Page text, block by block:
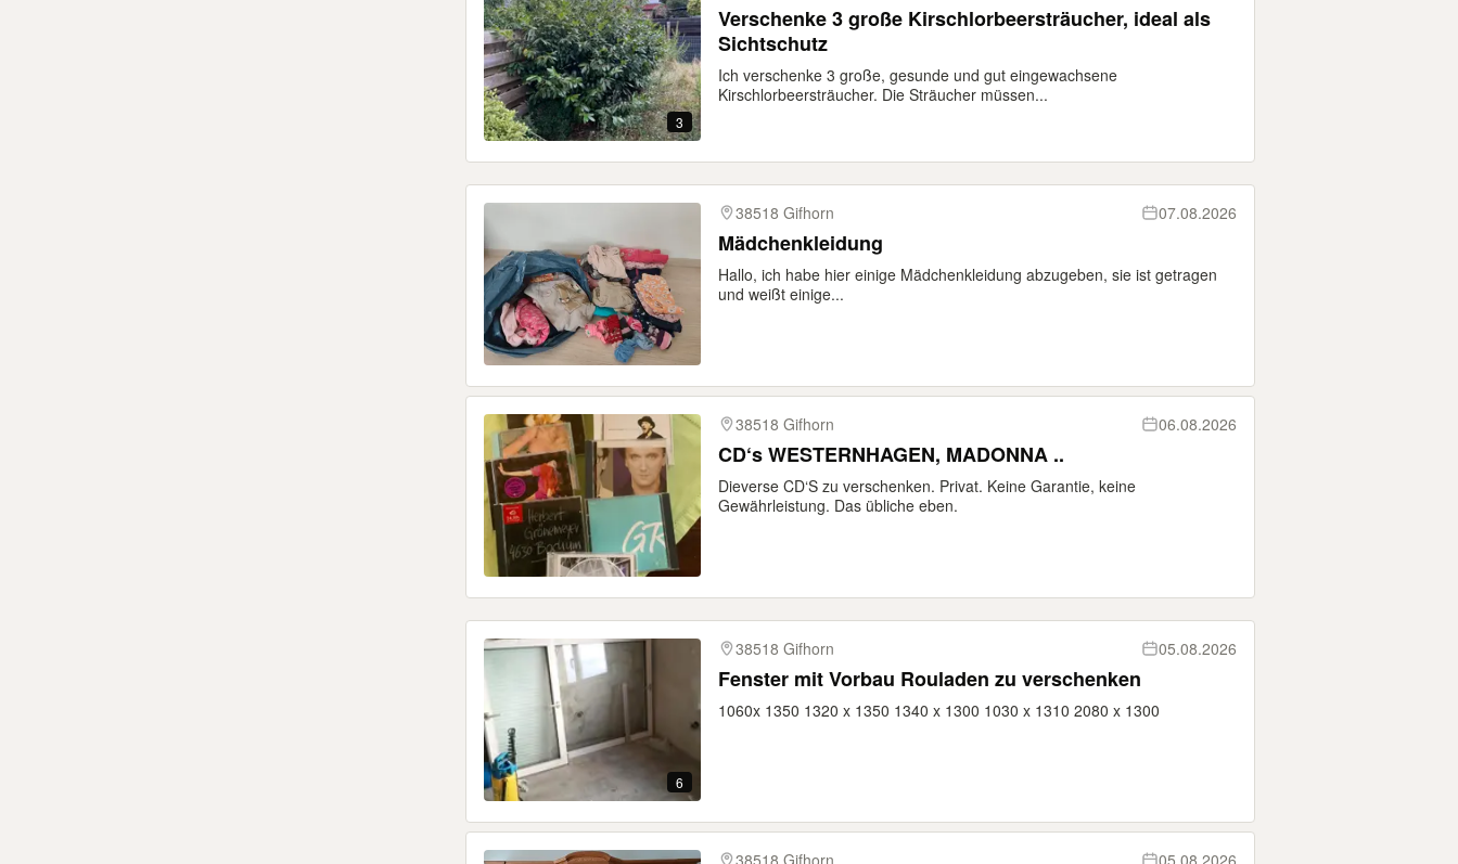
3
Verschenke 3 große Kirschlorbeersträucher, ideal als
Sichtschutz
Ich verschenke 3 große, gesunde und gut eingewachsene
Kirschlorbeersträucher. Die Sträucher müssen...
38518 Gifhorn 07.08.2026
Mädchenkleidung
Hallo, ich habe hier einige Mädchenkleidung abzugeben, sie ist getragen
und weißt einige...
38518 Gifhorn 06.08.2026
CD‘s WESTERNHAGEN, MADONNA ..
Dieverse CD‘S zu verschenken. Privat. Keine Garantie, keine
Gewährleistung. Das übliche eben.
6
38518 Gifhorn 05.08.2026
Fenster mit Vorbau Rouladen zu verschenken
1060x 1350 1320 x 1350 1340 x 1300 1030 x 1310 2080 x 1300
38518 Gifhorn 05.08.2026